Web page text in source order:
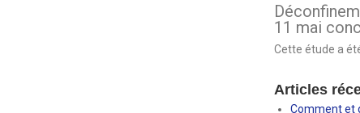
11 mai
Cette étude a
Articles
Comment et